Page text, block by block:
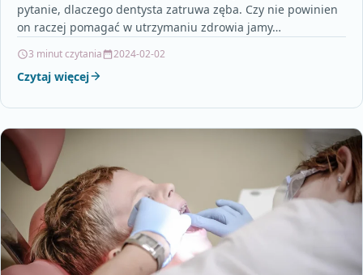
pytanie, dlaczego dentysta zatruwa zęba. Czy nie powinien
on raczej pomagać w utrzymaniu zdrowia jamy…
3 minut czytania 2024-02-02
Czytaj więcej